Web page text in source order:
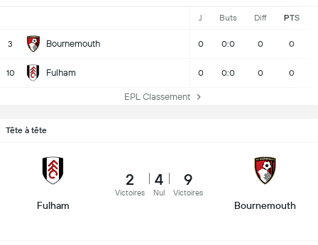
J Buts Diff PTS
3 Bournemouth 0 0:0 0 0
10 Fulham 0 0:0 0 0
EPL Classement
Tête à tête
Fulham
2
Victoires
4
Nul
9
Victoires
Bournemouth